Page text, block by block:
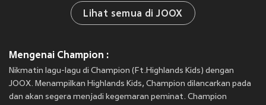
Lihat semua di JOOX
Mengenai Champion :
Nikmatin lagu-lagu di Champion (Ft.Highlands Kids) dengan
JOOX. Menampilkan Highlands Kids, Champion dilancarkan pada
dan akan segera menjadi kegemaran peminat. Champion